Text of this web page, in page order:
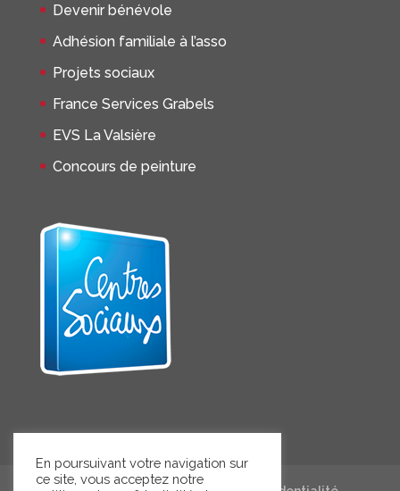
Devenir bénévole
Adhésion familiale à l’asso
Projets sociaux
France Services Grabels
EVS La Valsière
Concours de peinture
En poursuivant votre navigation sur
ce site, vous acceptez notre